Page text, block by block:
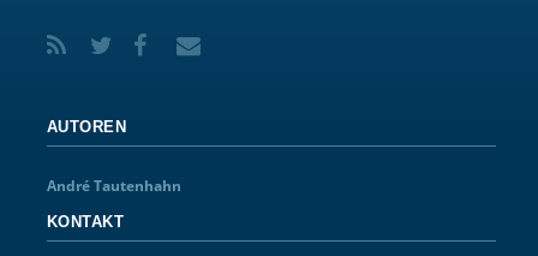
AUTOREN
André Tautenhahn
KONTAKT